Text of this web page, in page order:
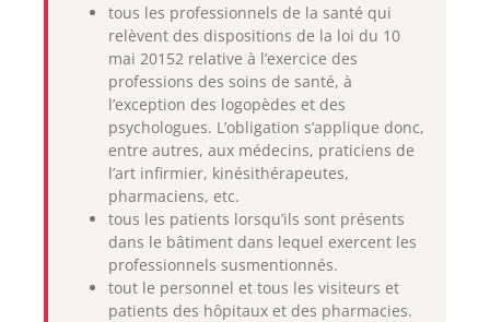
tous les professionnels de la santé qui
relèvent des dispositions de la loi du 10
mai 20152 relative à l’exercice des
professions des soins de santé, à
l’exception des logopèdes et des
psychologues. L’obligation s’applique donc,
entre autres, aux médecins, praticiens de
l’art infirmier, kinésithérapeutes,
pharmaciens, etc.
tous les patients lorsqu’ils sont présents
dans le bâtiment dans lequel exercent les
professionnels susmentionnés.
tout le personnel et tous les visiteurs et
patients des hôpitaux et des pharmacies.